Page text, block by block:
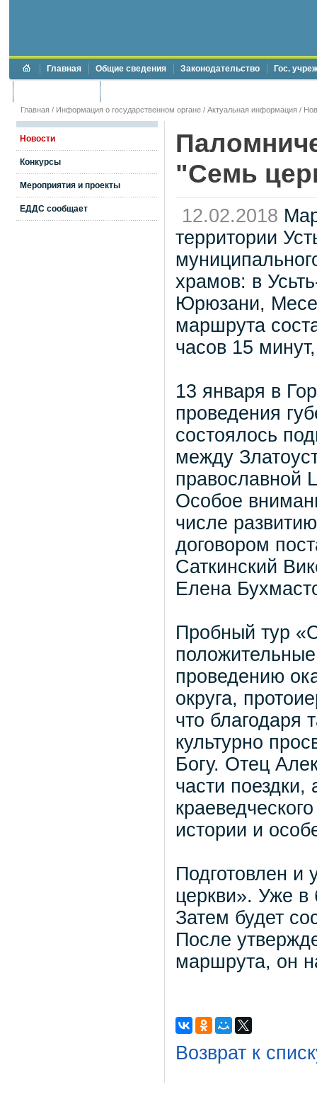
Главная Общие сведения Законодательство Гос.
Главная / Информация о государственном органе / Актуальная информация /
Новости
Конкурсы
Мероприятия и проекты
ЕДДС сообщает
"Семь
12.02.2018
территории
храмов: в
Юрюзани,
маршрута
часов 15
13 января в
проведения
состоялось
между
православной
Особое
числе
договором
Саткинский
Елена
Пробный тур
проведению
округа,
что благодаря
культурно
Богу. Отец
части поездки,
истории и
Подготовлен и
церкви». Уже
Затем будет
После
маршрута, он
Возврат к